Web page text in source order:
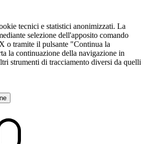
tecnici e statistici anonimizzati. La
selezione dell'apposito comando
o tramite il pulsante "Continua la
la continuazione della navigazione in
strumenti di tracciamento diversi da quelli